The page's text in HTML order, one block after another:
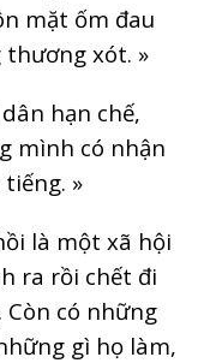
mặt ốm đau
xót. »
hạn chế,
mình có nhận
»
là một xã hội
ra rồi chết đi
Còn có những
gì họ làm,